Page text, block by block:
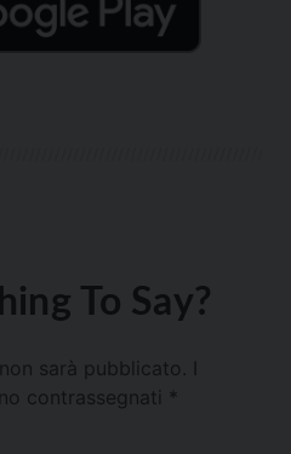
To Say?
sarà pubblicato.
contrassegnati *